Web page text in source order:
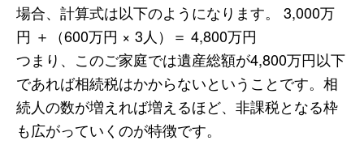
場合、計算式は以下のようになります。 3,000万
円 ＋（600万円 × 3人）＝ 4,800万円
つまり、このご家庭では遺産総額が4,800万円以下
であれば相続税はかからないということです。相
続人の数が増えれば増えるほど、非課税となる枠
も広がっていくのが特徴です。